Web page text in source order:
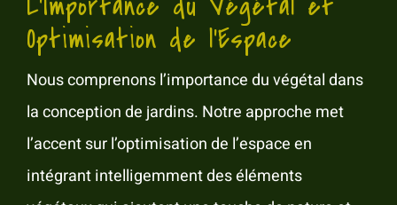
Optimisation de l’Espace
Nous comprenons l’importance du végétal dans
la conception de jardins. Notre approche met
l’accent sur l’optimisation de l’espace en
intégrant intelligemment des éléments